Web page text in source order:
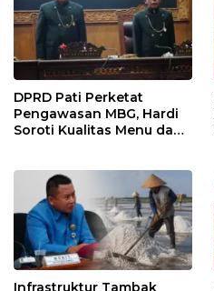
DPRD Pati Perketat
Pengawasan MBG, Hardi
Soroti Kualitas Menu dan
Infrastruktur Tambak